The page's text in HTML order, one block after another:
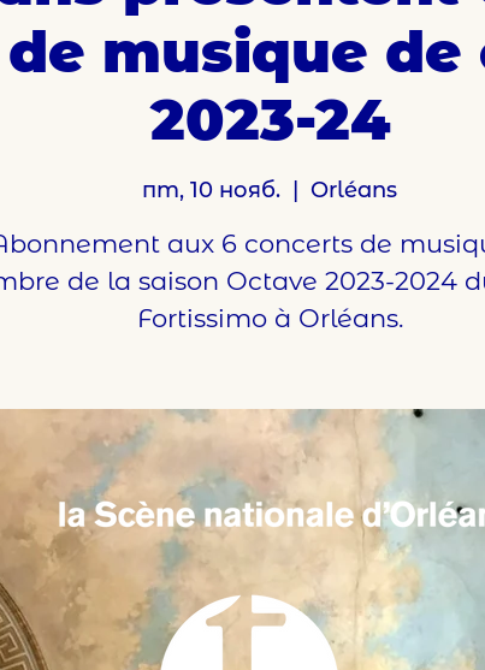
musique
2023-24
пт, 10 нояб. Orléans
aux 6 concerts de
de la saison Octave 2023-2024
Fortissimo à Orléans.